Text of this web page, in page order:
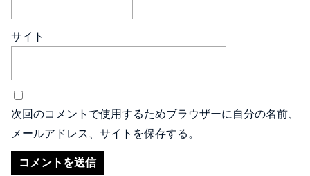
サイト
次回のコメントで使用するためブラウザーに自分の名前、
メールアドレス、サイトを保存する。